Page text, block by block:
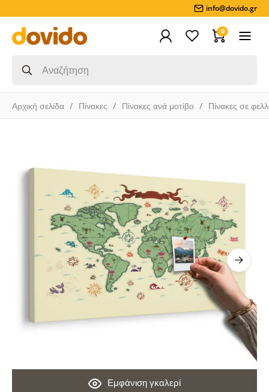
info@dovido.gr
0
Αρχική σελίδα Πίνακες Πίνακες ανά μοτίβο Πίνακες σε
Εμφάνιση γκαλερί